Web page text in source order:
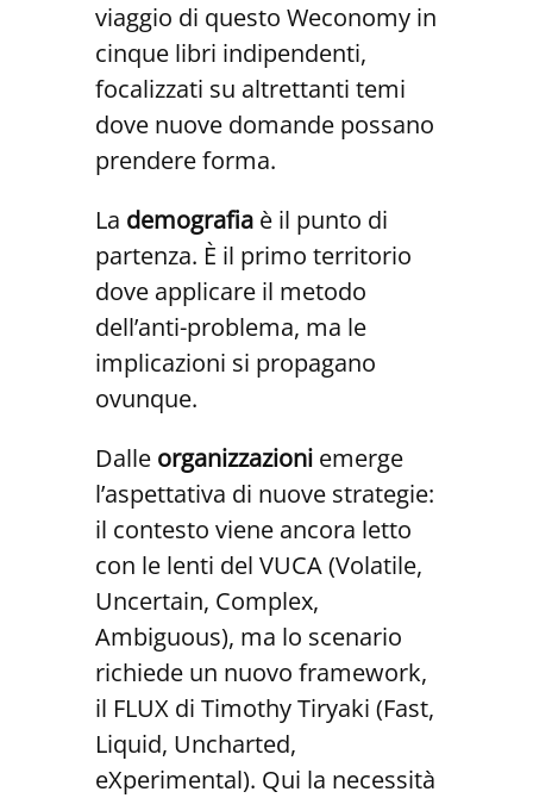
viaggio di questo Weconomy in
cinque libri indipendenti,
focalizzati su altrettanti temi
dove nuove domande possano
prendere forma.
La demografia è il punto di
partenza. È il primo territorio
dove applicare il metodo
dell’anti-problema, ma le
implicazioni si propagano
ovunque.
Dalle organizzazioni emerge
l’aspettativa di nuove strategie:
il contesto viene ancora letto
con le lenti del VUCA (Volatile,
Uncertain, Complex,
Ambiguous), ma lo scenario
richiede un nuovo framework,
il FLUX di Timothy Tiryaki (Fast,
Liquid, Uncharted,
eXperimental). Qui la necessità